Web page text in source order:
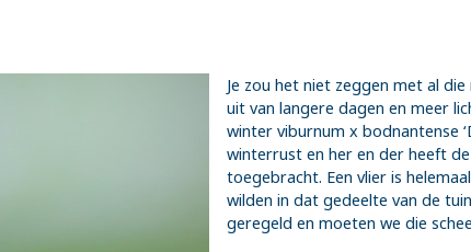
Je zou het niet zeggen met al
uit van langere dagen en meer
winter viburnum x bodnantense
winterrust en her en der heeft
toegebracht. Een vlier is
wilden in dat gedeelte van de
geregeld en moeten we die